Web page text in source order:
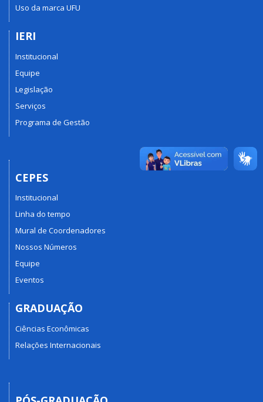
Uso da marca UFU
IERI
Institucional
Equipe
Legislação
Serviços
Programa de Gestão
CEPES
Institucional
Linha do tempo
Mural de Coordenadores
Nossos Números
Equipe
Eventos
GRADUAÇÃO
Ciências Econômicas
Relações Internacionais